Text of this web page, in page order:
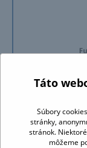
Táto
Súbory
stránky,
stránok.
môžeme